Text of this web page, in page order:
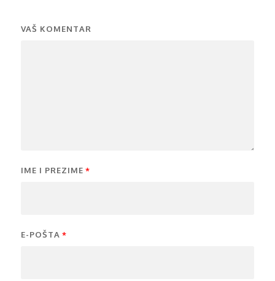
VAŠ KOMENTAR
IME I PREZIME *
E-POŠTA *